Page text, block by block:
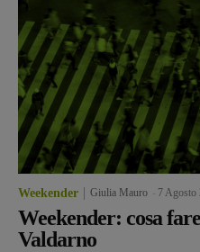
Weekender Giulia Mauro 7 Agosto
Weekender: cosa
Valdarno